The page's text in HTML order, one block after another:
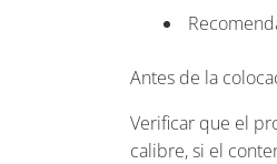
Antes de la
Verificar que el
calibre, si el